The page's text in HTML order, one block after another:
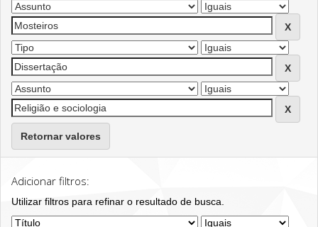
Retornar valores
Adicionar filtros:
Utilizar filtros para refinar o resultado de busca.